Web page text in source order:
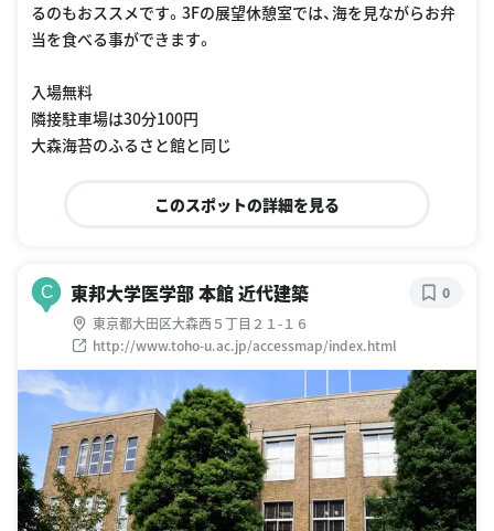
るのもおススメです。3Fの展望休憩室では、海を見ながらお弁
当を食べる事ができます。
入場無料
隣接駐車場は30分100円
大森海苔のふるさと館と同じ
このスポットの詳細を見る
C 東邦大学医学部 本館 近代建築
東京都大田区大森西５丁目２１-１６
http://www.toho-u.ac.jp/accessmap/index.html
0